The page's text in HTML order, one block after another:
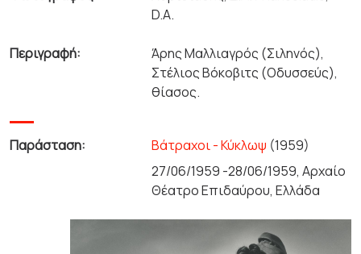
D.A.
Περιγραφή:
Άρης Μαλλιαγρός (Σιληνός),
Στέλιος Βόκοβιτς (Οδυσσεύς),
θίασος.
Παράσταση: Βάτραχοι - Κύκλωψ (1959)
27/06/1959 -28/06/1959, Αρχαίο
Θέατρο Επιδαύρου, Ελλάδα